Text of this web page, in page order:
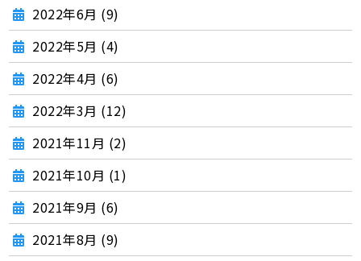
2022年6月 (9)
2022年5月 (4)
2022年4月 (6)
2022年3月 (12)
2021年11月 (2)
2021年10月 (1)
2021年9月 (6)
2021年8月 (9)